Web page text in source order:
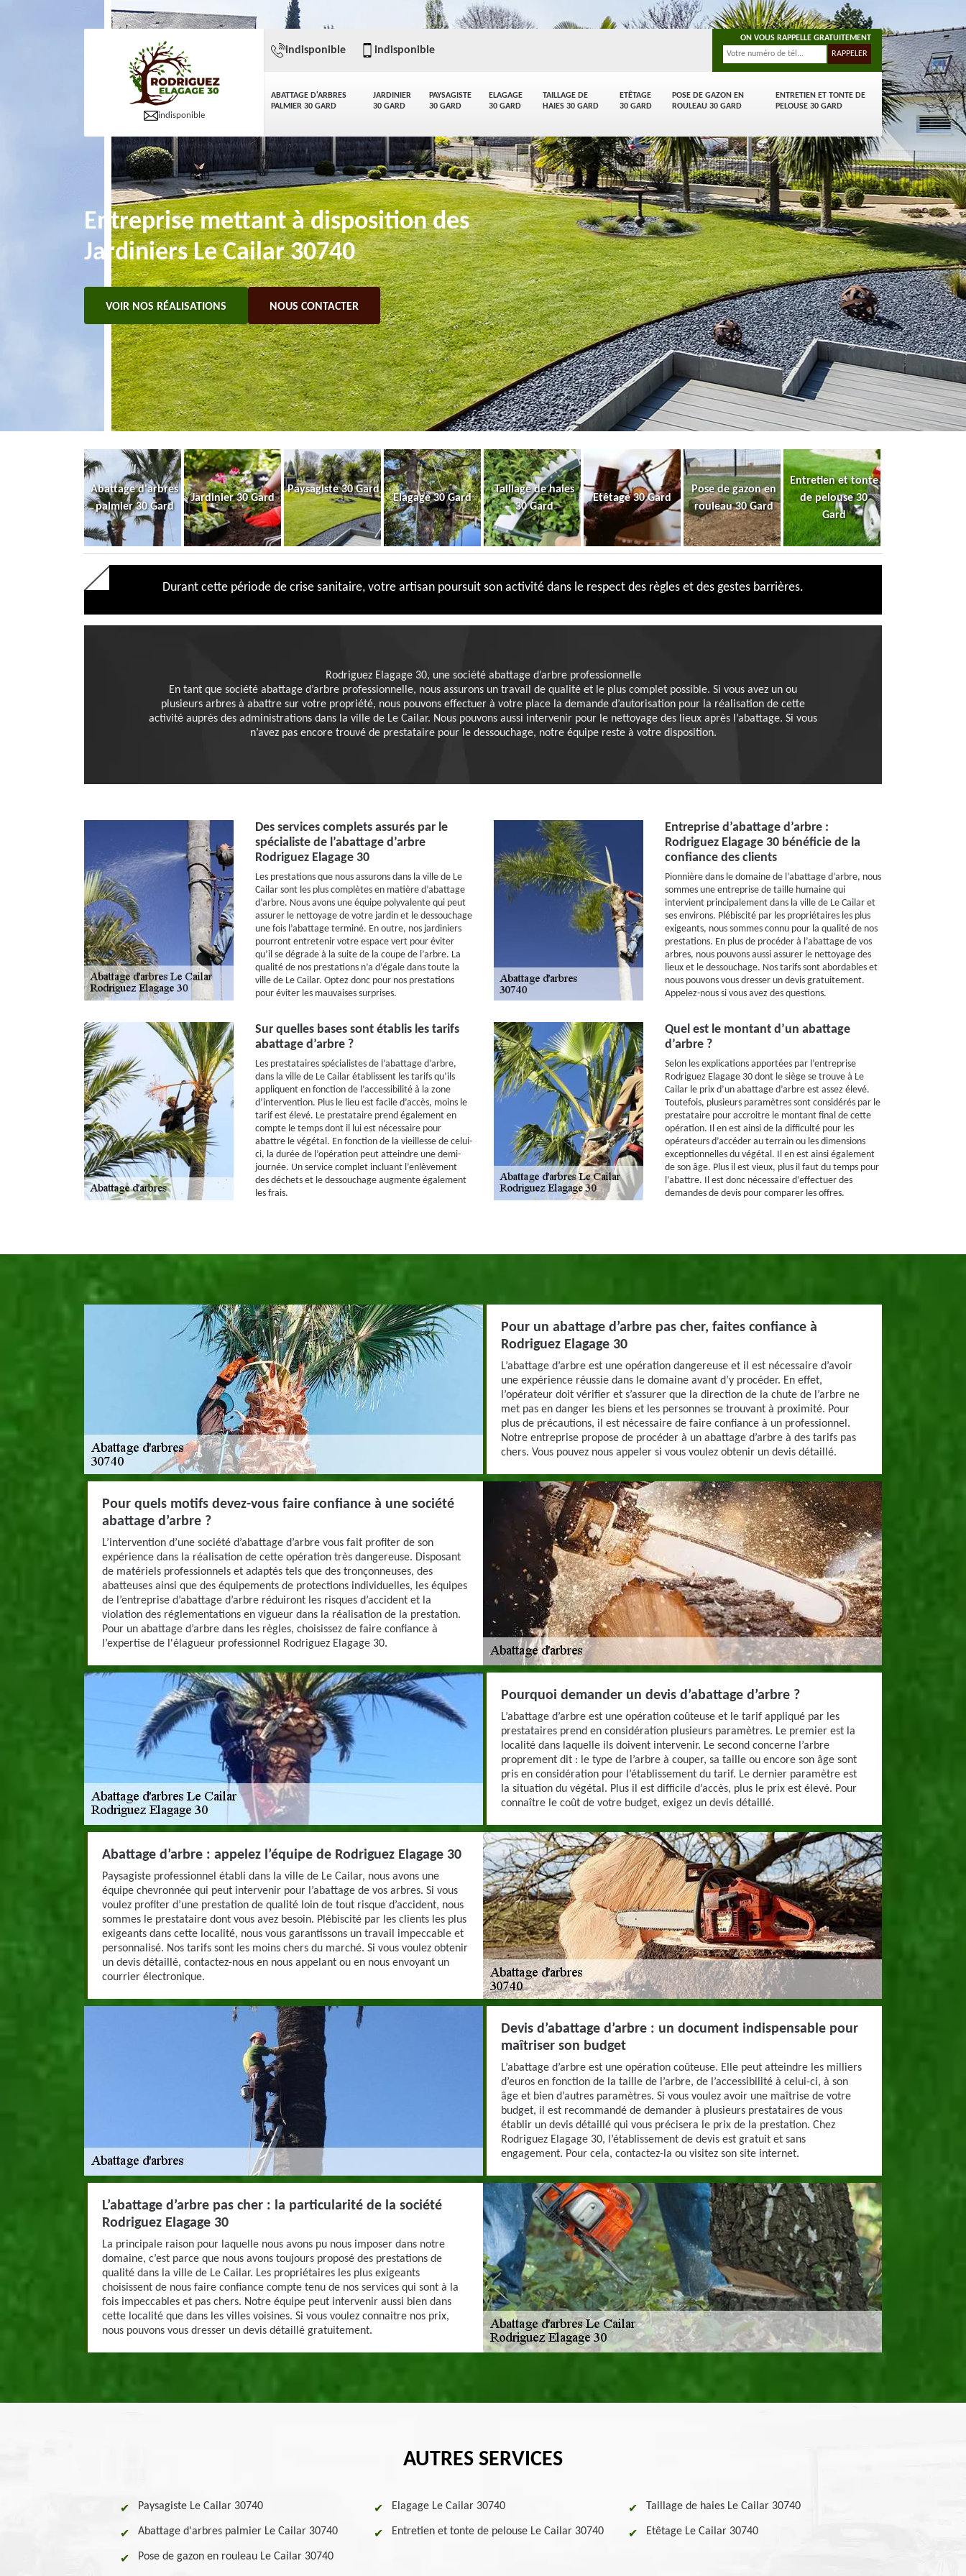
indisponible
ABATTAGE D'ARBRES
PALMIER 30 GARD
JARDINIER
30 GARD
PAYSAGISTE
30 GARD
ELAGAGE
30 GARD
TAILLAGE DE
HAIES 30 GARD
ETÊTAGE
30 GARD
POSE DE GAZON EN
ROULEAU 30 GARD
ENTRETIEN ET TONTE DE
PELOUSE 30 GARD
indisponible indisponible
ON VOUS RAPPELLE GRATUITEMENT
Entreprise mettant à disposition des
Jardiniers Le Cailar 30740
VOIR NOS RÉALISATIONS NOUS CONTACTER
Abattage d'arbres
palmier 30 Gard
Jardinier 30 Gard
Paysagiste 30 Gard
Elagage 30 Gard
Taillage de haies
30 Gard
Etêtage 30 Gard
Pose de gazon en
rouleau 30 Gard
Entretien et tonte
de pelouse 30
Gard
Durant cette période de crise sanitaire, votre artisan poursuit son activité dans le respect des règles et des gestes barrières.
Rodriguez Elagage 30, une société abattage d’arbre professionnelle
En tant que société abattage d’arbre professionnelle, nous assurons un travail de qualité et le plus complet possible. Si vous avez un ou
plusieurs arbres à abattre sur votre propriété, nous pouvons effectuer à votre place la demande d’autorisation pour la réalisation de cette
activité auprès des administrations dans la ville de Le Cailar. Nous pouvons aussi intervenir pour le nettoyage des lieux après l’abattage. Si vous
n’avez pas encore trouvé de prestataire pour le dessouchage, notre équipe reste à votre disposition.
Des services complets assurés par le
spécialiste de l’abattage d’arbre
Rodriguez Elagage 30
Les prestations que nous assurons dans la ville de Le
Cailar sont les plus complètes en matière d’abattage
d’arbre. Nous avons une équipe polyvalente qui peut
assurer le nettoyage de votre jardin et le dessouchage
une fois l’abattage terminé. En outre, nos jardiniers
pourront entretenir votre espace vert pour éviter
qu’il se dégrade à la suite de la coupe de l’arbre. La
qualité de nos prestations n’a d’égale dans toute la
ville de Le Cailar. Optez donc pour nos prestations
pour éviter les mauvaises surprises.
Entreprise d’abattage d’arbre :
Rodriguez Elagage 30 bénéficie de la
confiance des clients
Pionnière dans le domaine de l’abattage d’arbre, nous
sommes une entreprise de taille humaine qui
intervient principalement dans la ville de Le Cailar et
ses environs. Plébiscité par les propriétaires les plus
exigeants, nous sommes connu pour la qualité de nos
prestations. En plus de procéder à l’abattage de vos
arbres, nous pouvons aussi assurer le nettoyage des
lieux et le dessouchage. Nos tarifs sont abordables et
nous pouvons vous dresser un devis gratuitement.
Appelez-nous si vous avez des questions.
Sur quelles bases sont établis les tarifs
abattage d’arbre ?
Les prestataires spécialistes de l’abattage d’arbre,
dans la ville de Le Cailar établissent les tarifs qu’ils
appliquent en fonction de l’accessibilité à la zone
d’intervention. Plus le lieu est facile d’accès, moins le
tarif est élevé. Le prestataire prend également en
compte le temps dont il lui est nécessaire pour
abattre le végétal. En fonction de la vieillesse de celui-
ci, la durée de l’opération peut atteindre une demi-
journée. Un service complet incluant l’enlèvement
des déchets et le dessouchage augmente également
les frais.
Quel est le montant d’un abattage
d’arbre ?
Selon les explications apportées par l’entreprise
Rodriguez Elagage 30 dont le siège se trouve à Le
Cailar le prix d’un abattage d’arbre est assez élevé.
Toutefois, plusieurs paramètres sont considérés par le
prestataire pour accroitre le montant final de cette
opération. Il en est ainsi de la difficulté pour les
opérateurs d’accéder au terrain ou les dimensions
exceptionnelles du végétal. Il en est ainsi également
de son âge. Plus il est vieux, plus il faut du temps pour
l’abattre. Il est donc nécessaire d’effectuer des
demandes de devis pour comparer les offres.
Pour un abattage d’arbre pas cher, faites confiance à
Rodriguez Elagage 30
L’abattage d’arbre est une opération dangereuse et il est nécessaire d’avoir
une expérience réussie dans le domaine avant d’y procéder. En effet,
l’opérateur doit vérifier et s’assurer que la direction de la chute de l’arbre ne
met pas en danger les biens et les personnes se trouvant à proximité. Pour
plus de précautions, il est nécessaire de faire confiance à un professionnel.
Notre entreprise propose de procéder à un abattage d’arbre à des tarifs pas
chers. Vous pouvez nous appeler si vous voulez obtenir un devis détaillé.
Pour quels motifs devez-vous faire confiance à une société
abattage d’arbre ?
L’intervention d’une société d’abattage d’arbre vous fait profiter de son
expérience dans la réalisation de cette opération très dangereuse. Disposant
de matériels professionnels et adaptés tels que des tronçonneuses, des
abatteuses ainsi que des équipements de protections individuelles, les équipes
de l’entreprise d’abattage d’arbre réduiront les risques d’accident et la
violation des réglementations en vigueur dans la réalisation de la prestation.
Pour un abattage d’arbre dans les règles, choisissez de faire confiance à
l’expertise de l'élagueur professionnel Rodriguez Elagage 30.
Pourquoi demander un devis d’abattage d’arbre ?
L’abattage d’arbre est une opération coûteuse et le tarif appliqué par les
prestataires prend en considération plusieurs paramètres. Le premier est la
localité dans laquelle ils doivent intervenir. Le second concerne l’arbre
proprement dit : le type de l’arbre à couper, sa taille ou encore son âge sont
pris en considération pour l’établissement du tarif. Le dernier paramètre est
la situation du végétal. Plus il est difficile d’accès, plus le prix est élevé. Pour
connaître le coût de votre budget, exigez un devis détaillé.
Abattage d’arbre : appelez l’équipe de Rodriguez Elagage 30
Paysagiste professionnel établi dans la ville de Le Cailar, nous avons une
équipe chevronnée qui peut intervenir pour l’abattage de vos arbres. Si vous
voulez profiter d’une prestation de qualité loin de tout risque d’accident, nous
sommes le prestataire dont vous avez besoin. Plébiscité par les clients les plus
exigeants dans cette localité, nous vous garantissons un travail impeccable et
personnalisé. Nos tarifs sont les moins chers du marché. Si vous voulez obtenir
un devis détaillé, contactez-nous en nous appelant ou en nous envoyant un
courrier électronique.
Devis d’abattage d’arbre : un document indispensable pour
maîtriser son budget
L’abattage d’arbre est une opération coûteuse. Elle peut atteindre les milliers
d’euros en fonction de la taille de l’arbre, de l’accessibilité à celui-ci, à son
âge et bien d’autres paramètres. Si vous voulez avoir une maîtrise de votre
budget, il est recommandé de demander à plusieurs prestataires de vous
établir un devis détaillé qui vous précisera le prix de la prestation. Chez
Rodriguez Elagage 30, l’établissement de devis est gratuit et sans
engagement. Pour cela, contactez-la ou visitez son site internet.
L’abattage d’arbre pas cher : la particularité de la société
Rodriguez Elagage 30
La principale raison pour laquelle nous avons pu nous imposer dans notre
domaine, c’est parce que nous avons toujours proposé des prestations de
qualité dans la ville de Le Cailar. Les propriétaires les plus exigeants
choisissent de nous faire confiance compte tenu de nos services qui sont à la
fois impeccables et pas chers. Notre équipe peut intervenir aussi bien dans
cette localité que dans les villes voisines. Si vous voulez connaitre nos prix,
nous pouvons vous dresser un devis détaillé gratuitement.
AUTRES SERVICES
Paysagiste Le Cailar 30740 Elagage Le Cailar 30740 Taillage de haies Le Cailar 30740
Abattage d'arbres palmier Le Cailar 30740 Entretien et tonte de pelouse Le Cailar 30740 Etêtage Le Cailar 30740
Pose de gazon en rouleau Le Cailar 30740